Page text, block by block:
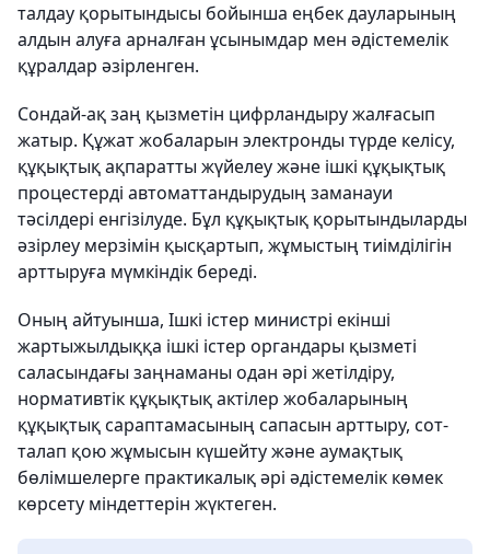
талдау қорытындысы бойынша еңбек дауларының
алдын алуға арналған ұсынымдар мен әдістемелік
құралдар әзірленген.
Сондай-ақ заң қызметін цифрландыру жалғасып
жатыр. Құжат жобаларын электронды түрде келісу,
құқықтық ақпаратты жүйелеу және ішкі құқықтық
процестерді автоматтандырудың заманауи
тәсілдері енгізілуде. Бұл құқықтық қорытындыларды
әзірлеу мерзімін қысқартып, жұмыстың тиімділігін
арттыруға мүмкіндік береді.
Оның айтуынша, Ішкі істер министрі екінші
жартыжылдыққа ішкі істер органдары қызметі
саласындағы заңнаманы одан әрі жетілдіру,
нормативтік құқықтық актілер жобаларының
құқықтық сараптамасының сапасын арттыру, сот-
талап қою жұмысын күшейту және аумақтық
бөлімшелерге практикалық әрі әдістемелік көмек
көрсету міндеттерін жүктеген.